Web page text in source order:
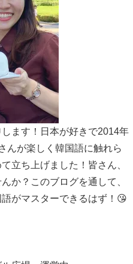
します！日本が好きで2014年
んが楽しく韓国語に触れら
立ち上げました！皆さん、
か？このブログを通して、
がマスターできるはず！😘